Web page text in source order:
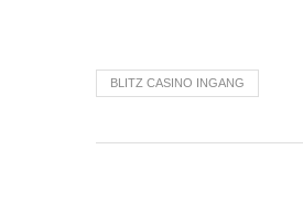
BLITZ CASINO INGANG